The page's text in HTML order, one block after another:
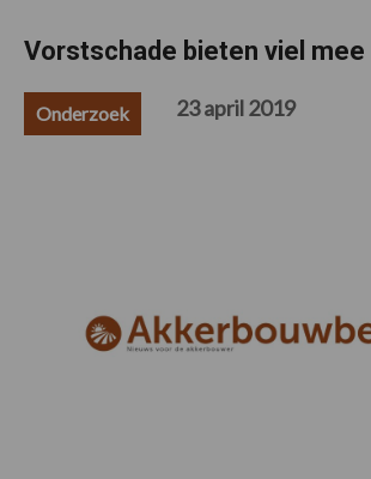
Vorstschade bieten viel mee
Onderzoek 23 april 2019